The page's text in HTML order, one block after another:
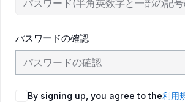
パスワードの確認
By signing up, you agree to the利用